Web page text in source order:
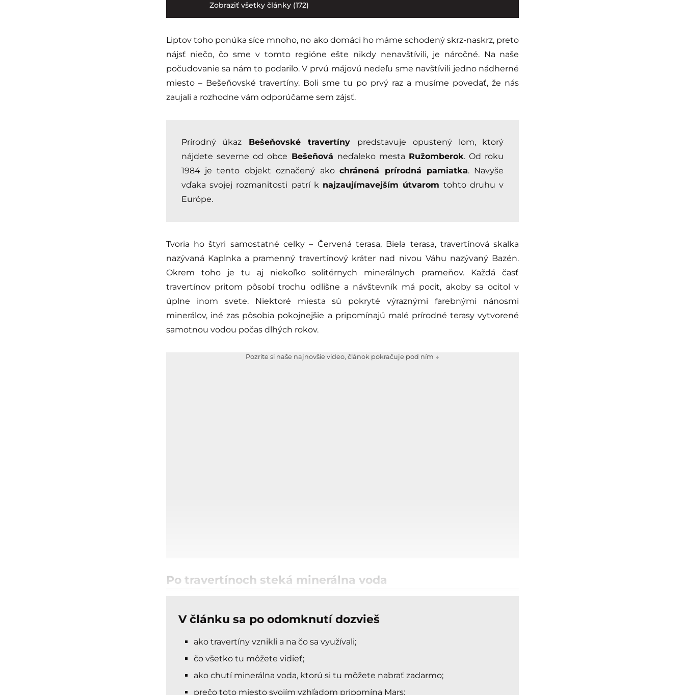
Zobraziť všetky články (172)
Liptov toho ponúka síce mnoho, no ako domáci ho máme schodený skrz-naskrz, preto
nájsť niečo, čo sme v tomto regióne ešte nikdy nenavštívili, je náročné. Na naše
počudovanie sa nám to podarilo. V prvú májovú nedeľu sme navštívili jedno nádherné
miesto – Bešeňovské travertíny. Boli sme tu po prvý raz a musíme povedať, že nás
zaujali a rozhodne vám odporúčame sem zájsť.
Prírodný úkaz Bešeňovské travertíny predstavuje opustený lom, ktorý
nájdete severne od obce Bešeňová neďaleko mesta Ružomberok. Od roku
1984 je tento objekt označený akochránená prírodná pamiatka. Navyše
vďaka svojej rozmanitosti patrí k najzaujímavejším útvarom tohto druhu v
Európe.
Tvoria ho štyri samostatné celky – Červená terasa, Biela terasa, travertínová skalka
nazývaná Kaplnka a pramenný travertínový kráter nad nivou Váhu nazývaný Bazén.
Okrem toho je tu aj niekoľko solitérnych minerálnych prameňov. Každá časť
travertínov pritom pôsobí trochu odlišne a návštevník má pocit, akoby sa ocitol v
úplne inom svete. Niektoré miesta sú pokryté výraznými farebnými nánosmi
minerálov, iné zas pôsobia pokojnejšie a pripomínajú malé prírodné terasy vytvorené
samotnou vodou počas dlhých rokov.
Pozrite si naše najnovšie video, článok pokračuje pod ním ↓
Po travertínoch steká minerálna voda
V článku sa po odomknutí dozvieš
ako travertíny vznikli a na čo sa využívali;
čo všetko tu môžete vidieť;
ako chutí minerálna voda, ktorú si tu môžete nabrať zadarmo;
prečo toto miesto svojím vzhľadom pripomína Mars;